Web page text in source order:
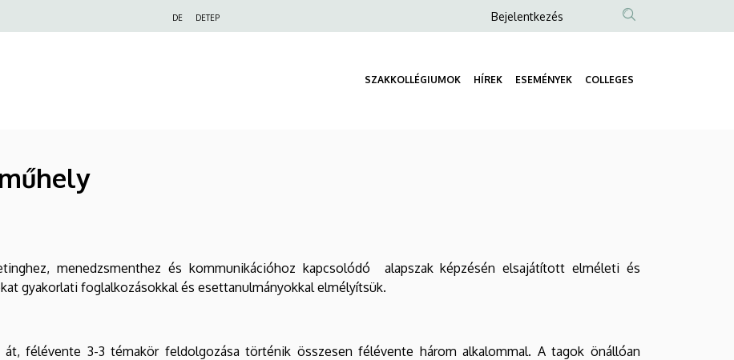
DE DETEP
Anonim
menüje
Bejelentkezés
SZAKKOLLÉGIUMOK HÍREK ESEMÉNYEK COLLEGES
menedzsmenthez és kommunikációhoz kapcsolódó alapszak képzésén elsajátított elméleti és
gyakorlati foglalkozásokkal és esettanulmányokkal elmélyítsük.
félévente 3-3 témakör feldolgozása történik összesen félévente három alkalommal. A tagok önállóan